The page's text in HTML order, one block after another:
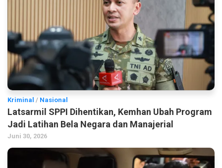
Kriminal / Nasional
Latsarmil SPPI Dihentikan, Kemhan Ubah Program
Jadi Latihan Bela Negara dan Manajerial
Juni 30, 2026